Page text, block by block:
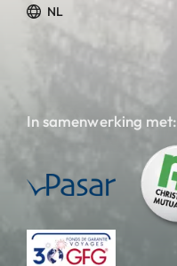
NL
In samenwerking met: